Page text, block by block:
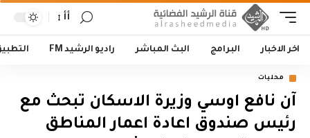
أأ
اخر الاخبار البرامج البث المباشر راديو الرشيد FM
محليات
آن نافع اوسي وزيرة الاسكان تبحث مع
رئيس صندوق اعادة اعمار المناطق